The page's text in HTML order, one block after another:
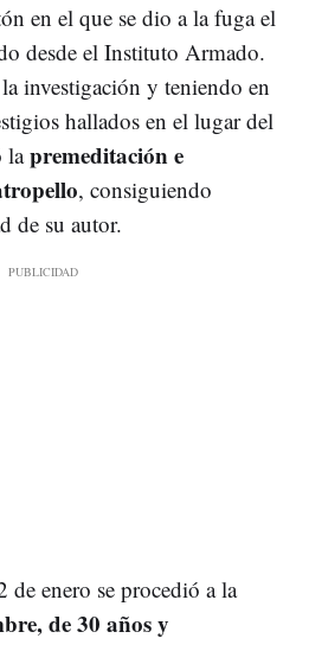
en el que se dio a la fuga el
desde el Instituto Armado.
investigación y teniendo en
hallados en el lugar del
lapremeditación e
, consiguiendo
de su autor.
de enero se procedió a la
de 30 años y